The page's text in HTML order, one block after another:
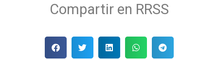
Compartir en RRSS